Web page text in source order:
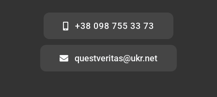
+38 098 755 33 73
questveritas@ukr.net